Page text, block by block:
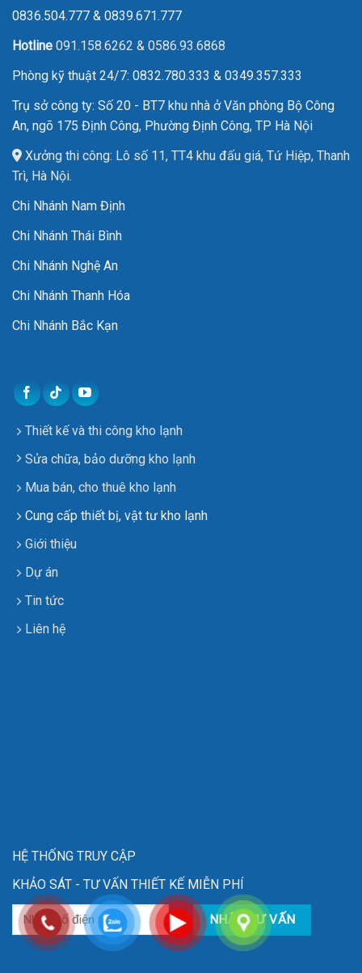
0836.504.777 & 0839.671.777
Hotline 091.158.6262 & 0586.93.6868
Phòng kỹ thuật 24/7: 0832.780.333 & 0349.357.333
Trụ sở công ty: Số 20 - BT7 khu nhà ở Văn phòng Bộ Công
An, ngõ 175 Định Công, Phường Định Công, TP Hà Nội
Xưởng thi công: Lô số 11, TT4 khu đấu giá, Tứ Hiệp, Thanh
Trì, Hà Nội.
Chi Nhánh Nam Định
Chi Nhánh Thái Bình
Chi Nhánh Nghệ An
Chi Nhánh Thanh Hóa
Chi Nhánh Bắc Kạn
Thiết kế và thi công kho lạnh
Sửa chữa, bảo dưỡng kho lạnh
Mua bán, cho thuê kho lạnh
Cung cấp thiết bị, vật tư kho lạnh
Giới thiệu
Dự án
Tin tức
Liên hệ
HỆ THỐNG TRUY CẬP
KHẢO SÁT - TƯ VẤN THIẾT KẾ MIỄN PHÍ